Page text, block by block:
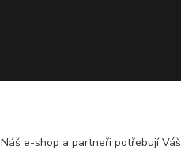
Náš e-shop a partneři potřebují Váš